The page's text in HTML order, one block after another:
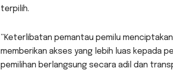
terpilih.
”Keterlibatan pemantau pemilu
memberikan akses yang lebih luas kepada
pemilihan berlangsung secara adil dan